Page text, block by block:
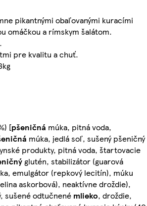
pikantnými obaľovanými kuracími
omáčkou a rímskym šalátom.
pre kvalitu a chuť.
[pšeničná múka, pitná voda,
múka, jedlá soľ, sušený pšeničný
produkty, pitná voda, štartovacie
glutén, stabilizátor (guarová
emulgátor (repkový lecitín), múku
askorbová), neaktívne droždie),
sušené odtučnené mlieko, droždie,